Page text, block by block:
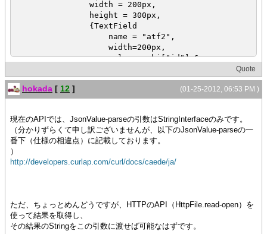
width = 200px,
height = 300px,
{TextField
name = "atf2",
width=200px,
value = obj["id"] &
obj["name"] & obj["address"] & obj["hobbies"][0] &
obj["hobbies"][1]
}
}
}
Quote
(01-25-2012, 06:53 PM )
hokada [ 12 ]
現在のAPIでは、JsonValue-parseの引数はStringInterfaceのみです。
（分かりずらくて申し訳ございませんが、以下のJsonValue-parseの一
番下（仕様の相違点）に記載しております。
）
http://developers.curlap.com/curl/docs/caede/ja/
ただ、ちょっとめんどうですが、HTTPのAPI（HttpFile.read-open）を
使って結果を取得し、
その結果のStringをこの引数に渡せば可能なはずです。